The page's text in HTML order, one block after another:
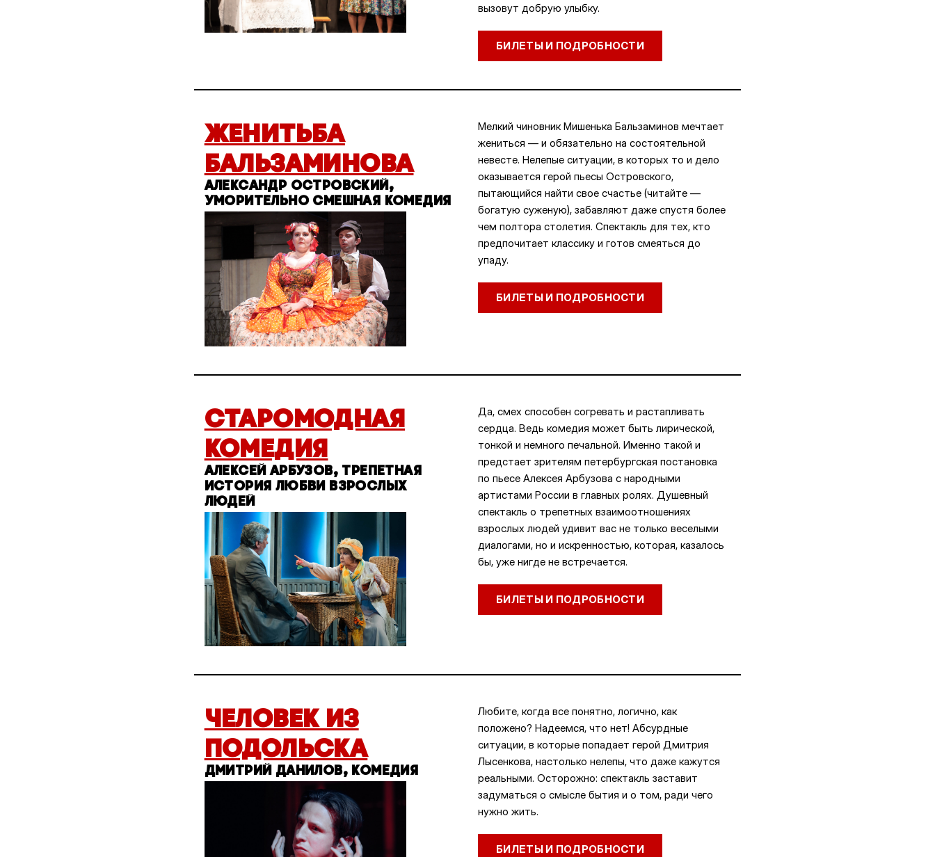
вызовут добрую улыбку.
БИЛЕТЫ И ПОДРОБНОСТИ
ЖЕНИТЬБА
БАЛЬЗАМИНОВА
АЛЕКСАНДР ОСТРОВСКИЙ,
УМОРИТЕЛЬНО СМЕШНАЯ КОМЕДИЯ
Мелкий чиновник Мишенька Бальзаминов мечтает
жениться — и обязательно на состоятельной
невесте. Нелепые ситуации, в которых то и дело
оказывается герой пьесы Островского,
пытающийся найти свое счастье (читайте —
богатую суженую), забавляют даже спустя более
чем полтора столетия. Спектакль для тех, кто
предпочитает классику и готов смеяться до
упаду.
БИЛЕТЫ И ПОДРОБНОСТИ
СТАРОМОДНАЯ
КОМЕДИЯ
АЛЕКСЕЙ АРБУЗОВ, ТРЕПЕТНАЯ
ИСТОРИЯ ЛЮБВИ ВЗРОСЛЫХ
ЛЮДЕЙ
Да, смех способен согревать и растапливать
сердца. Ведь комедия может быть лирической,
тонкой и немного печальной. Именно такой и
предстает зрителям петербургская постановка
по пьесе Алексея Арбузова с народными
артистами России в главных ролях. Душевный
спектакль о трепетных взаимоотношениях
взрослых людей удивит вас не только веселыми
диалогами, но и искренностью, которая, казалось
бы, уже нигде не встречается.
БИЛЕТЫ И ПОДРОБНОСТИ
ЧЕЛОВЕК ИЗ
ПОДОЛЬСКА
ДМИТРИЙ ДАНИЛОВ, КОМЕДИЯ
Любите, когда все понятно, логично, как
положено? Надеемся, что нет! Абсурдные
ситуации, в которые попадает герой Дмитрия
Лысенкова, настолько нелепы, что даже кажутся
реальными. Осторожно: спектакль заставит
задуматься о смысле бытия и о том, ради чего
нужно жить.
БИЛЕТЫ И ПОДРОБНОСТИ